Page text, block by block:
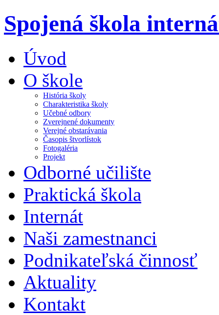
Spojená škola
Úvod
O škole
História školy
Charakteristika školy
Učebné odbory
Zverejnené dokumenty
Verejné obstarávania
Časopis štvorlístok
Fotogaléria
Projekt
Odborné učilište
Praktická škola
Internát
Naši zamestnanci
Podnikateľská činnosť
Aktuality
Kontakt